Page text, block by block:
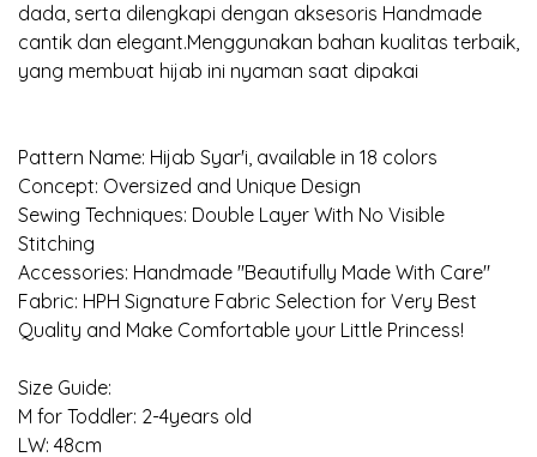
dada, serta dilengkapi dengan aksesoris Handmade
cantik dan elegant.Menggunakan bahan kualitas terbaik,
yang membuat hijab ini nyaman saat dipakai
Pattern Name: Hijab Syar'i, available in 18 colors
Concept: Oversized and Unique Design
Sewing Techniques: Double Layer With No Visible
Stitching
Accessories: Handmade "Beautifully Made With Care"
Fabric: HPH Signature Fabric Selection for Very Best
Quality and Make Comfortable your Little Princess!
Size Guide:
M for Toddler: 2-4years old
LW: 48cm